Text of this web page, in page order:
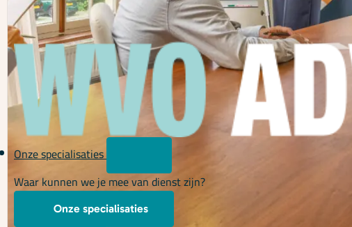
Onze specialisaties
Waar kunnen we je mee van dienst zijn?
Onze specialisaties